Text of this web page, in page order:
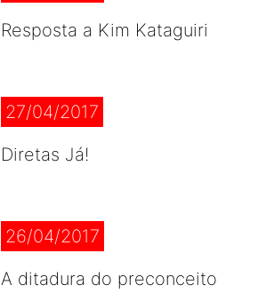
Resposta a Kim Kataguiri
27/04/2017
Diretas Já!
26/04/2017
A ditadura do preconceito